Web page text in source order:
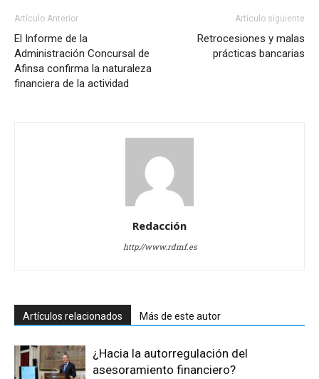
Artículo Anterior
El Informe de la
Administración Concursal de
Afinsa confirma la naturaleza
financiera de la actividad
Artículo siguiente
Retrocesiones y malas
prácticas bancarias
Redacción
http://www.rdmf.es
Artículos relacionados Más de este autor
¿Hacia la autorregulación del
asesoramiento financiero?